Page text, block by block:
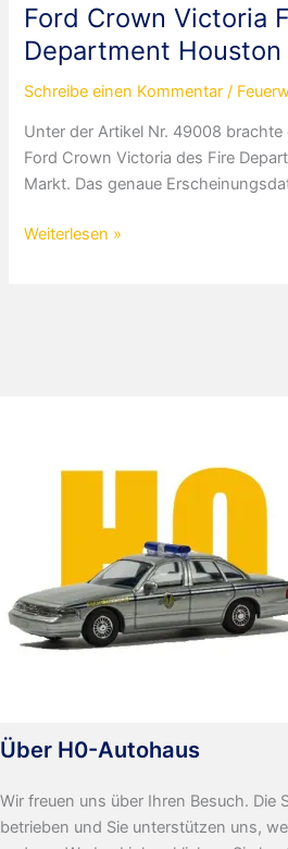
Ford Crown Victoria
Department Houston
Schreibe einen Kommentar /
Unter der Artikel Nr. 49008 brachte
Ford Crown Victoria des Fire
Markt. Das genaue
Ford
Weiterlesen »
Über H0-Autohaus
Wir freuen uns über Ihren Besuch. Die
betrieben und Sie unterstützen uns,